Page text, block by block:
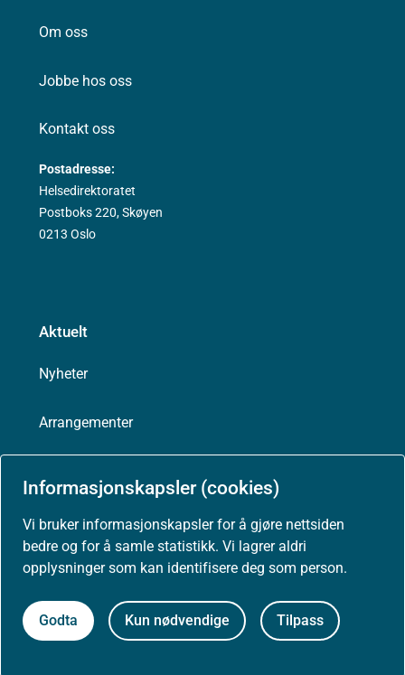
Informasjonskapsler (cookies)
Vi bruker informasjonskapsler for å gjøre nettsiden
bedre og for å samle statistikk. Vi lagrer aldri
opplysninger som kan identifisere deg som person.
Godta Kun nødvendige Tilpass
Om oss
Jobbe hos oss
Kontakt oss
Postadresse:
Helsedirektoratet
Postboks 220, Skøyen
0213 Oslo
Aktuelt
Nyheter
Arrangementer
Presse
Om nettstedet